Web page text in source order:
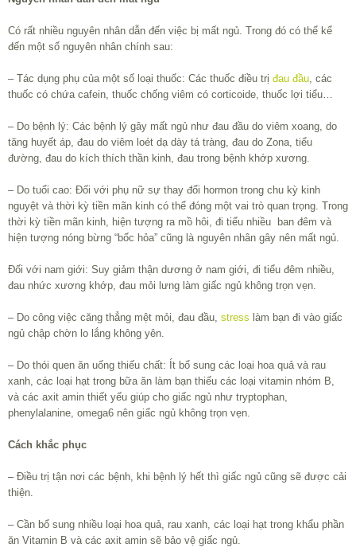
Có rất nhiều nguyên nhân dẫn đến việc bị mất ngủ. Trong đó có thể kể
đến một số nguyên nhân chính sau:
– Tác dụng phụ của một số loại thuốc: Các thuốc điều trị đau đầu, các
thuốc có chứa cafein, thuốc chống viêm có corticoide, thuốc lợi tiểu…
– Do bệnh lý: Các bệnh lý gây mất ngủ như đau đầu do viêm xoang, do
tăng huyết áp, đau do viêm loét dạ dày tá tràng, đau do Zona, tiểu
đường, đau do kích thích thần kinh, đau trong bệnh khớp xương.
– Do tuổi cao: Đối với phụ nữ sự thay đổi hormon trong chu kỳ kinh
nguyệt và thời kỳ tiền mãn kinh có thể đóng một vai trò quan trọng. Trong
thời kỳ tiền mãn kinh, hiện tượng ra mồ hôi, đi tiểu nhiều ban đêm và
hiện tượng nóng bừng “bốc hỏa” cũng là nguyên nhân gây nên mất ngủ.
Đối với nam giới: Suy giảm thận dương ở nam giới, đi tiểu đêm nhiều,
đau nhức xương khớp, đau mỏi lưng làm giấc ngủ không trọn vẹn.
– Do công việc căng thẳng mệt mỏi, đau đầu, stress làm bạn đi vào giấc
ngủ chập chờn lo lắng không yên.
– Do thói quen ăn uống thiếu chất: Ít bổ sung các loại hoa quả và rau
xanh, các loại hạt trong bữa ăn làm bạn thiếu các loại vitamin nhóm B,
và các axit amin thiết yếu giúp cho giấc ngủ như tryptophan,
phenylalanine, omega6 nên giấc ngủ không trọn vẹn.
Cách khắc phục
– Điều trị tận nơi các bệnh, khi bệnh lý hết thì giấc ngủ cũng sẽ được cải
thiện.
– Cần bổ sung nhiều loại hoa quả, rau xanh, các loại hạt trong khẩu phần
ăn Vitamin B và các axit amin sẽ bảo vệ giấc ngủ.